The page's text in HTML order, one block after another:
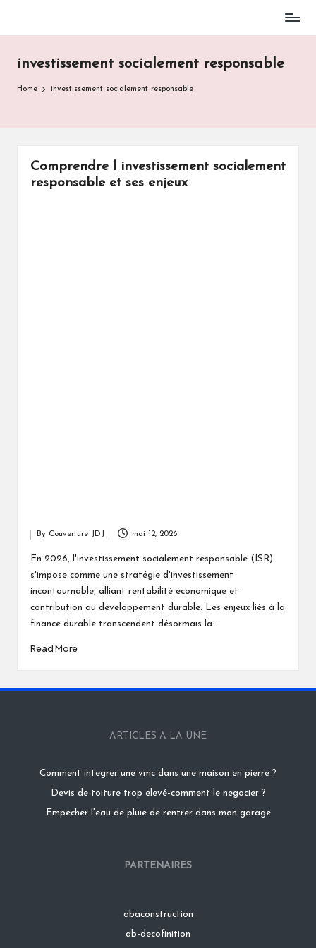
contentinvestissement socialement responsable
Home investissement socialement responsable
Comprendre l investissement socialement
responsable et ses enjeux
by
By Couverture JDJ mai 12, 2026
En 2026, l'investissement socialement responsable (ISR)
s'impose comme une stratégie d'investissement
incontournable, alliant rentabilité économique et
contribution au développement durable. Les enjeux liés à la
finance durable transcendent désormais la…
Read More
ARTICLES A LA UNE
Comment integrer une vmc dans une maison en pierre ?
Devis de toiture trop elevé-comment le negocier ?
Empecher l'eau de pluie de rentrer dans mon garage
PARTENAIRES
abaconstruction
ab-decofinition